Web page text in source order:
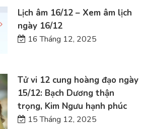
Lịch âm 16/12 – Xem âm lịch
ngày 16/12
16 Tháng 12, 2025
Tử vi 12 cung hoàng đạo ngày
15/12: Bạch Dương thận
trọng, Kim Ngưu hạnh phúc
15 Tháng 12, 2025